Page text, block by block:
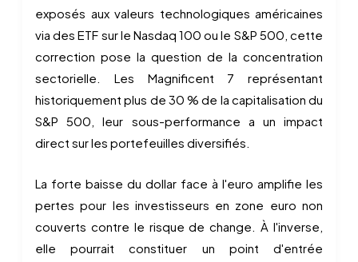
exposés aux valeurs technologiques américaines
via des ETF sur le Nasdaq 100 ou le S&P 500, cette
correction pose la question de la concentration
sectorielle. Les Magnificent 7 représentant
historiquement plus de 30 % de la capitalisation du
S&P 500, leur sous-performance a un impact
direct sur les portefeuilles diversifiés.
La forte baisse du dollar face à l'euro amplifie les
pertes pour les investisseurs en zone euro non
couverts contre le risque de change. À l'inverse,
elle pourrait constituer un point d'entrée